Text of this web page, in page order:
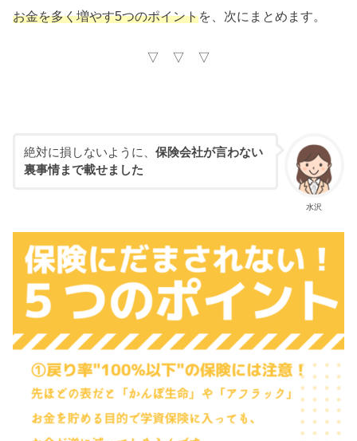
お金を多く増やす5つのポイントを、次にまとめます。
▽ ▽ ▽
水沢
絶対に損しないように、 保険会社が言わない
裏事情まで載せました